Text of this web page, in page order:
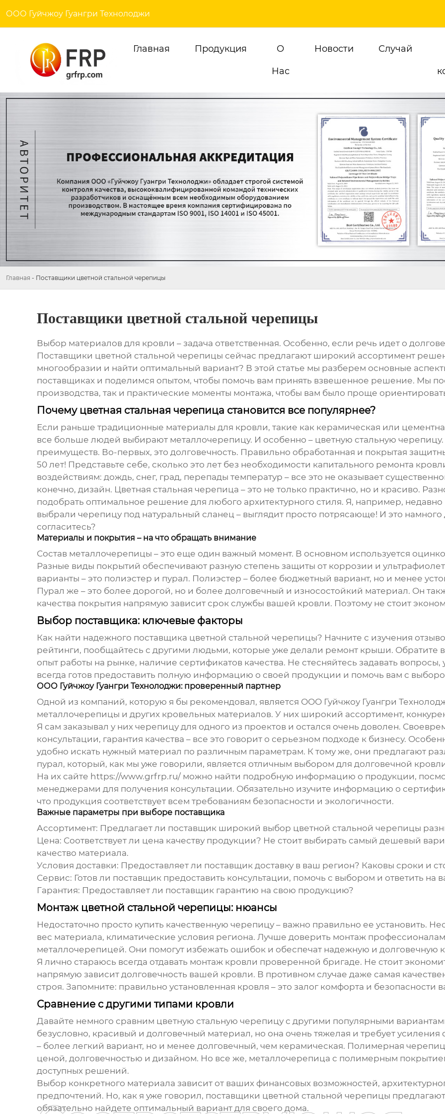
ООО Гуйчжоу Гуангри Технолоджи
Главная Продукция О
Hас
Новости Случай
Главная - Поставщики цветной стальной черепицы
Поставщики цветной стальной черепицы
Выбор материалов для кровли – задача ответственная. Особенно, если речь идет о
Поставщики цветной стальной черепицы сейчас предлагают широкий ассортимент
многообразии и найти оптимальный вариант? В этой статье мы разберем основные
поставщиках и поделимся опытом, чтобы помочь вам принять взвешенное решение. Мы
производства, так и практические моменты монтажа, чтобы вам было проще
Почему цветная стальная черепица становится все популярнее?
Если раньше традиционные материалы для кровли, такие как керамическая или
все больше людей выбирают металлочерепицу. И особенно – цветную стальную черепицу
преимуществ. Во-первых, это долговечность. Правильно обработанная и покрытая
50 лет! Представьте себе, сколько это лет без необходимости капитального ремонта
воздействиям: дождь, снег, град, перепады температур – все это не оказывает
конечно, дизайн. Цветная стальная черепица – это не только практично, но и красиво.
подобрать оптимальное решение для любого архитектурного стиля. Я, например,
выбрали черепицу под натуральный сланец – выглядит просто потрясающе! И это
согласитесь?
Материалы и покрытия – на что обращать внимание
Состав металлочерепицы – это еще один важный момент. В основном используется
Разные виды покрытий обеспечивают разную степень защиты от коррозии и
варианты – это полиэстер и пурал. Полиэстер – более бюджетный вариант, но и менее
Пурал же – это более дорогой, но и более долговечный и износостойкий материал. Он
качества покрытия напрямую зависит срок службы вашей кровли. Поэтому не стоит
Выбор поставщика: ключевые факторы
Как найти надежного поставщика цветной стальной черепицы? Начните с изучения
рейтинги, пообщайтесь с другими людьми, которые уже делали ремонт крыши. Обратите
опыт работы на рынке, наличие сертификатов качества. Не стесняйтесь задавать
всегда готов предоставить полную информацию о своей продукции и помочь вам с
ООО Гуйчжоу Гуангри Технолоджи: проверенный партнер
Одной из компаний, которую я бы рекомендовал, является ООО Гуйчжоу Гуангри
металлочерепицы и других кровельных материалов. У них широкий ассортимент,
Я сам заказывал у них черепицу для одного из проектов и остался очень доволен.
консультации, гарантия качества – все это говорит о серьезном подходе к бизнесу.
удобно искать нужный материал по различным параметрам. К тому же, они предлагают
пурал, который, как мы уже говорили, является отличным выбором для долговечной
На их сайте https://www.grfrp.ru/можно найти подробную информацию о продукции,
менеджерами для получения консультации. Обязательно изучите информацию о
что продукция соответствует всем требованиям безопасности и экологичности.
Важные параметры при выборе поставщика
Ассортимент: Предлагает ли поставщик широкий выбор цветной стальной черепицы
Цена: Соответствует ли цена качеству продукции? Не стоит выбирать самый дешевый
качество материала.
Условия доставки: Предоставляет ли поставщик доставку в ваш регион? Каковы сроки и
Сервис: Готов ли поставщик предоставить консультации, помочь с выбором и ответить на
Гарантия: Предоставляет ли поставщик гарантию на свою продукцию?
Монтаж цветной стальной черепицы: нюансы
Недостаточно просто купить качественную черепицу – важно правильно ее установить.
вес материала, климатические условия региона. Лучше доверить монтаж
металлочерепицей. Они помогут избежать ошибок и обеспечат надежную и долговечную
Я лично стараюсь всегда отдавать монтаж кровли проверенной бригаде. Не стоит
напрямую зависит долговечность вашей кровли. В противном случае даже самая
строя. Запомните: правильно установленная кровля – это залог комфорта и безопасности
Сравнение с другими типами кровли
Давайте немного сравним цветную стальную черепицус другими популярными
безусловно, красивый и долговечный материал, но она очень тяжелая и требует
– более легкий вариант, но и менее долговечный, чем керамическая. Полимерная
ценой, долговечностью и дизайном. Но все же, металлочерепица с полимерным
доступных решений.
Выбор конкретного материала зависит от ваших финансовых возможностей,
предпочтений. Но, как я уже говорил, поставщики цветной стальной черепицы
обязательно найдете оптимальный вариант для своего дома.